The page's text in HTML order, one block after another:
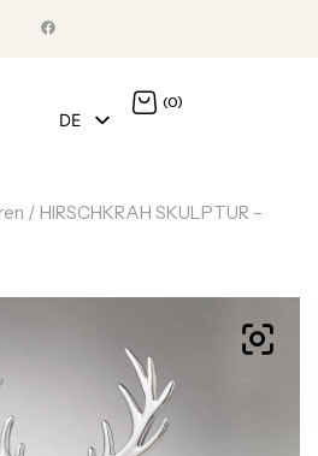
DE
(0)
/ HIRSCHKRAH SKULPTUR –